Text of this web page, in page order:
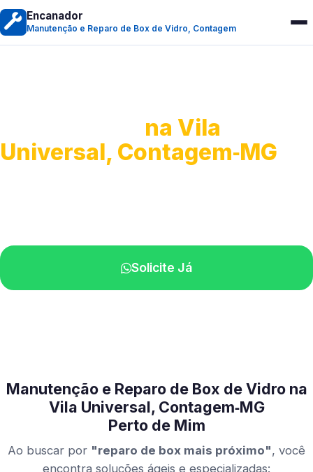
Encanador
Manutenção e Reparo de Box de Vidro, Contagem
na Vila
Universal, Contagem‑MG
Solicite Já
Manutenção e Reparo de Box de Vidro na
Vila Universal, Contagem‑MG
Perto de Mim
Ao buscar por "reparo de box mais próximo", você
encontra soluções ágeis e especializadas: